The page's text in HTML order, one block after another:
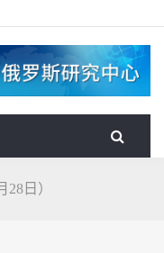
日）